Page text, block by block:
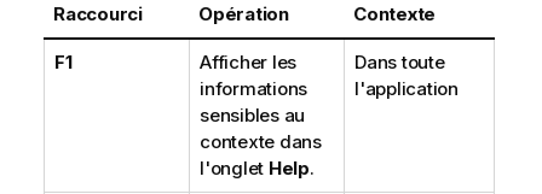
Raccourci Opération Contexte
F1
Afficher les
informations
sensibles au
contexte dans
l'onglet Help.
Dans toute
l'application